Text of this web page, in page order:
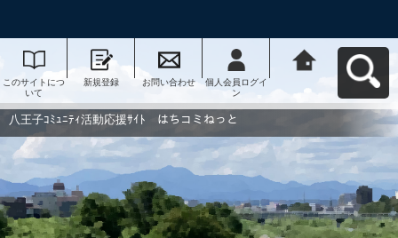
このサイトにつ
いて
新規登録 お問い合わせ
個人会員ログイ
ン
動応援ｻｲﾄ はち
コミねっとへ戻
八王子ｺﾐｭﾆﾃｨ活動応援ｻｲﾄ はちコミねっと